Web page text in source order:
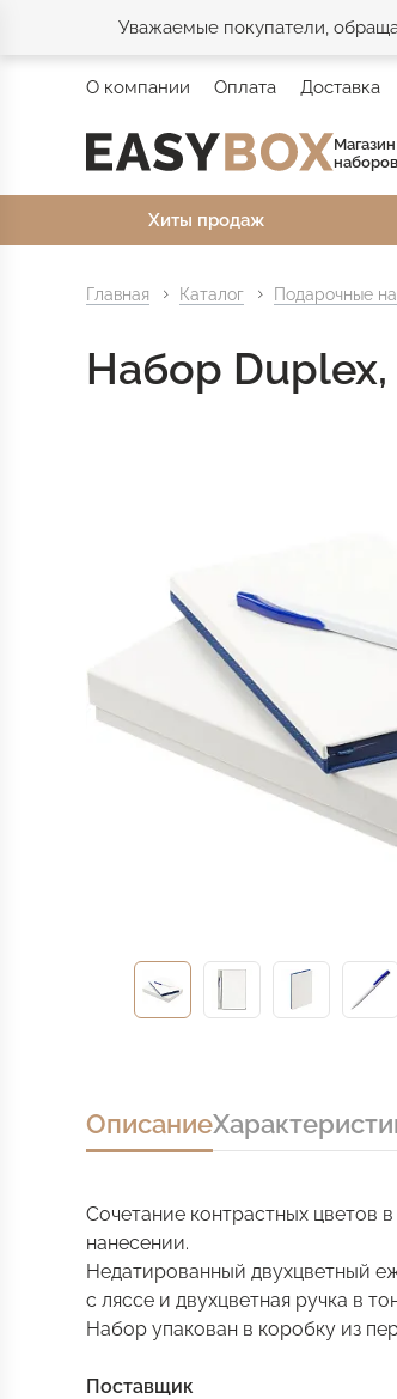
Уважаемые покупатели,
О компании Оплата Доставка
Хиты продаж
Главная Каталог Подарочные
Набор
Описание
Сочетание контрастных цветов
нанесении.
Недатированный двухцветный
с ляссе и двухцветная ручка в
Набор упакован в коробку из
Поставщик